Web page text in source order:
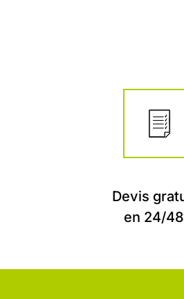
Devis
en 24/